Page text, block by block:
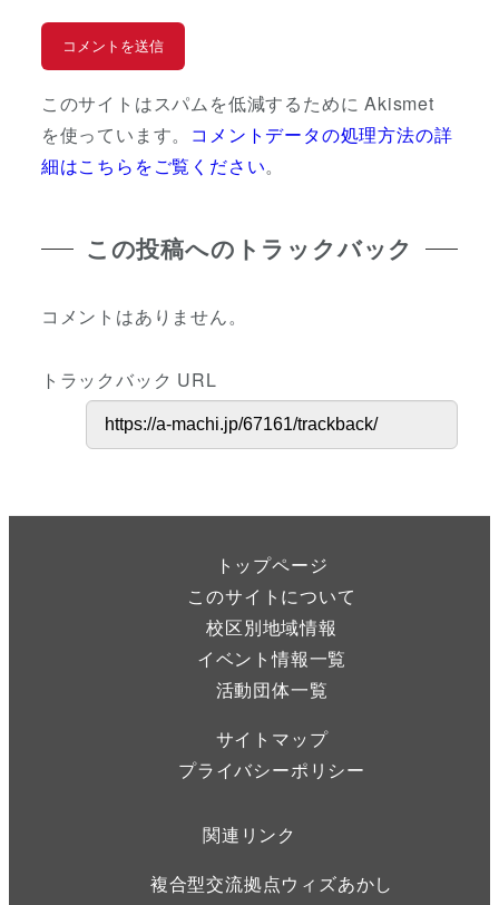
このサイトはスパムを低減するために Akismet
を使っています。 コメントデータの処理方法の詳
細はこちらをご覧ください。
この投稿へのトラックバック
コメントはありません。
トラックバック URL
トップページ
このサイトについて
校区別地域情報
イベント情報一覧
活動団体一覧
サイトマップ
プライバシーポリシー
関連リンク
複合型交流拠点ウィズあかし